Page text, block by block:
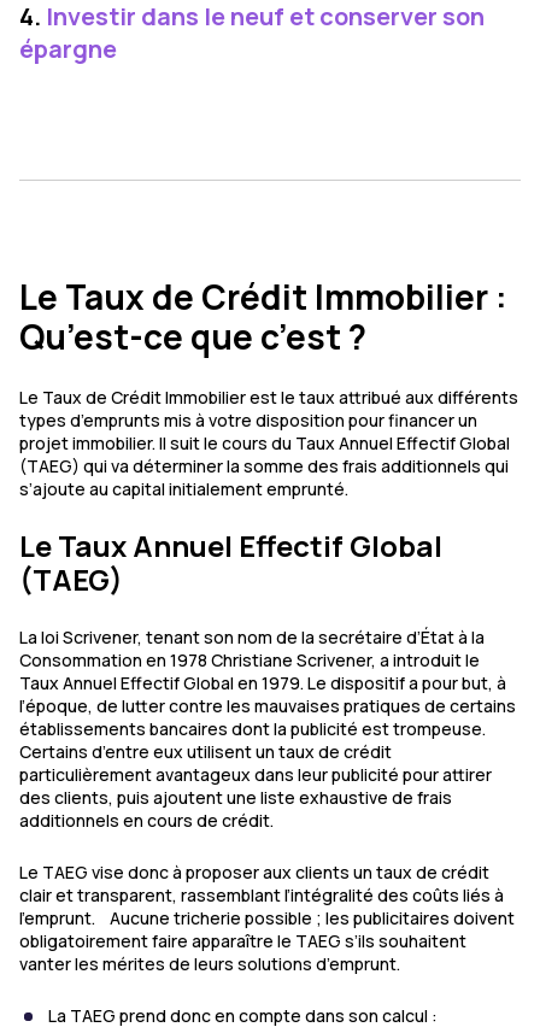
4. Investir dans le neuf et conserver son
épargne
Le Taux de Crédit Immobilier :
Qu’est-ce que c’est ?
Le Taux de Crédit Immobilier est le taux attribué aux différents
types d’emprunts mis à votre disposition pour financer un
projet immobilier. Il suit le cours du Taux Annuel Effectif Global
(TAEG) qui va déterminer la somme des frais additionnels qui
s’ajoute au capital initialement emprunté.
Le Taux Annuel Effectif Global
(TAEG)
La loi Scrivener, tenant son nom de la secrétaire d’État à la
Consommation en 1978 Christiane Scrivener, a introduit le
Taux Annuel Effectif Global en 1979. Le dispositif a pour but, à
l’époque, de lutter contre les mauvaises pratiques de certains
établissements bancaires dont la publicité est trompeuse.
Certains d’entre eux utilisent un taux de crédit
particulièrement avantageux dans leur publicité pour attirer
des clients, puis ajoutent une liste exhaustive de frais
additionnels en cours de crédit.
Le TAEG vise donc à proposer aux clients un taux de crédit
clair et transparent, rassemblant l’intégralité des coûts liés à
l’emprunt. Aucune tricherie possible ; les publicitaires doivent
obligatoirement faire apparaître le TAEG s’ils souhaitent
vanter les mérites de leurs solutions d’emprunt.
La TAEG prend donc en compte dans son calcul :